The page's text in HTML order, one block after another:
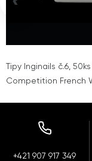
Tipy Inginails č.6,
Competition French
+421 907 917 349